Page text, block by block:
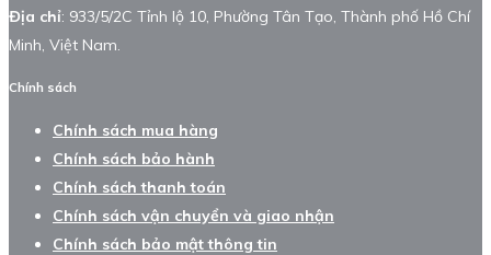
Địa chỉ: 933/5/2C Tỉnh lộ 10, Phường Tân Tạo, Thành phố Hồ Chí
Minh, Việt Nam.
Chính sách
Chính sách mua hàng
Chính sách bảo hành
Chính sách thanh toán
Chính sách vận chuyển và giao nhận
Chính sách bảo mật thông tin